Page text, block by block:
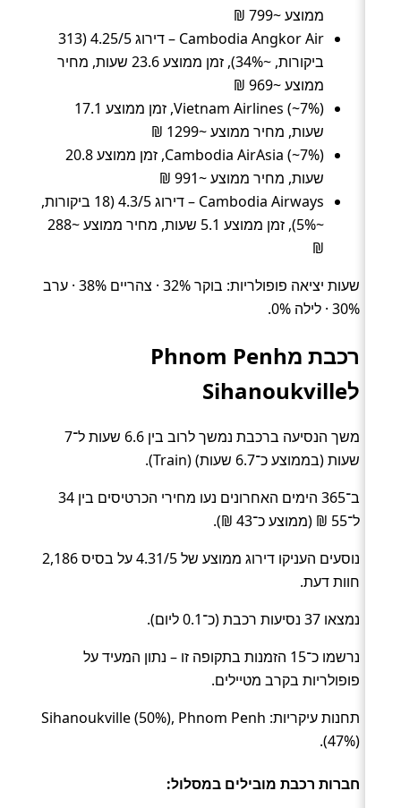
ממוצע ~799 ₪
Cambodia Angkor Air – דירוג 4.25/5 (313
ביקורות, ~34%), זמן ממוצע 23.6 שעות, מחיר
ממוצע ~969 ₪
Vietnam Airlines (~7%), זמן ממוצע 17.1
שעות, מחיר ממוצע ~1299 ₪
Cambodia AirAsia (~7%), זמן ממוצע 20.8
שעות, מחיר ממוצע ~991 ₪
Cambodia Airways – דירוג 4.3/5 (18 ביקורות,
~5%), זמן ממוצע 5.1 שעות, מחיר ממוצע ~288
₪
שעות יציאה פופולריות: בוקר 32% · צהריים 38% · ערב
30% · לילה 0%.
רכבת מPhnom Penh
לSihanoukville
משך הנסיעה ברכבת נמשך לרוב בין 6.6 שעות ל־7
שעות (בממוצע כ־6.7 שעות) (Train).
ב־365 הימים האחרונים נעו מחירי הכרטיסים בין 34
ל־55 ₪ (ממוצע כ־43 ₪).
נוסעים העניקו דירוג ממוצע של 4.31/5 על בסיס 2,186
חוות דעת.
נמצאו 37 נסיעות רכבת (כ־0.1 ליום).
נרשמו כ־15 הזמנות בתקופה זו – נתון המעיד על
פופולריות בקרב מטיילים.
תחנות עיקריות: Sihanoukville (50%), Phnom Penh
(47%).
חברות רכבת מובילים במסלול: